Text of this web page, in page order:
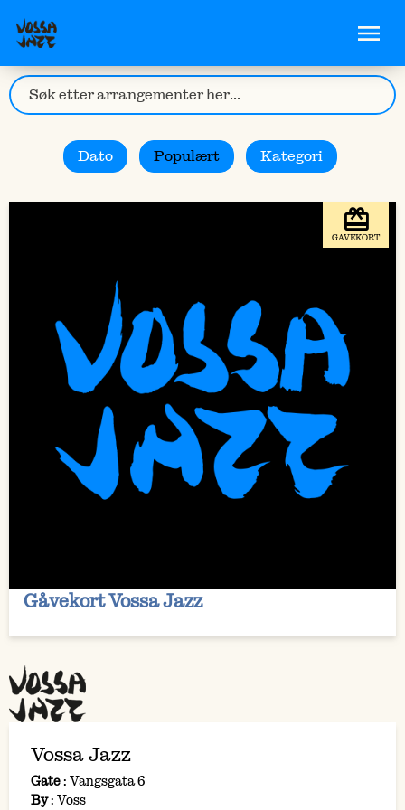
Dato Populært Kategori
Gåvekort Vossa Jazz
GAVEKORT
Vossa Jazz
Gate: Vangsgata 6
By: Voss